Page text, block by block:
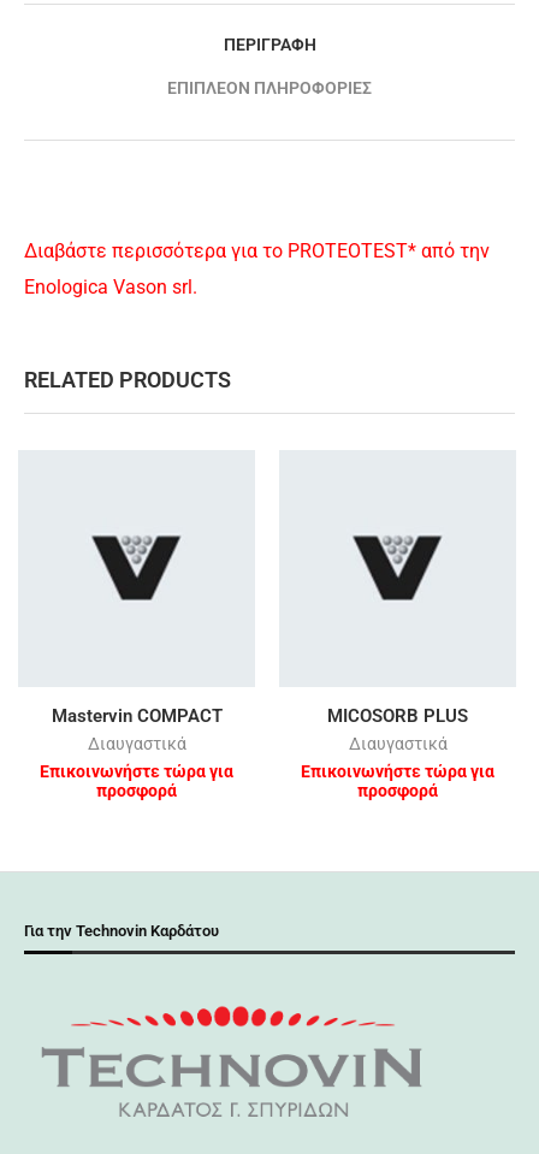
ΠΕΡΙΓΡΑΦΉ
ΕΠΙΠΛΈΟΝ ΠΛΗΡΟΦΟΡΊΕΣ
Διαβάστε περισσότερα για το PROTEOTEST* από την
Enologica Vason srl.
RELATED PRODUCTS
Mastervin COMPACT
Διαυγαστικά
Επικοινωνήστε τώρα για
προσφορά
MICOSORB PLUS
Διαυγαστικά
Επικοινωνήστε τώρα για
προσφορά
Για την Technovin Καρδάτου